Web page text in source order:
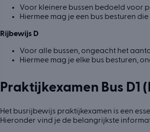
Voor kleinere bussen bedoeld voor
Hiermee mag je een bus besturen
Rijbewijs D
Voor alle bussen, ongeacht het
Hiermee mag je elke bus besturen,
Praktijkexamen Bus D1
Het busrijbewijs praktijkexamen is een
Hieronder vind je de belangrijkste